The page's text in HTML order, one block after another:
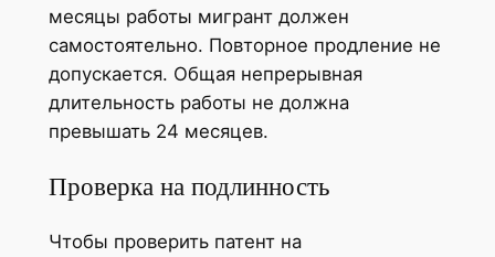
месяцы работы мигрант должен
самостоятельно. Повторное продление не
допускается. Общая непрерывная
длительность работы не должна
превышать 24 месяцев.
Проверка на подлинность
Чтобы проверить патент на